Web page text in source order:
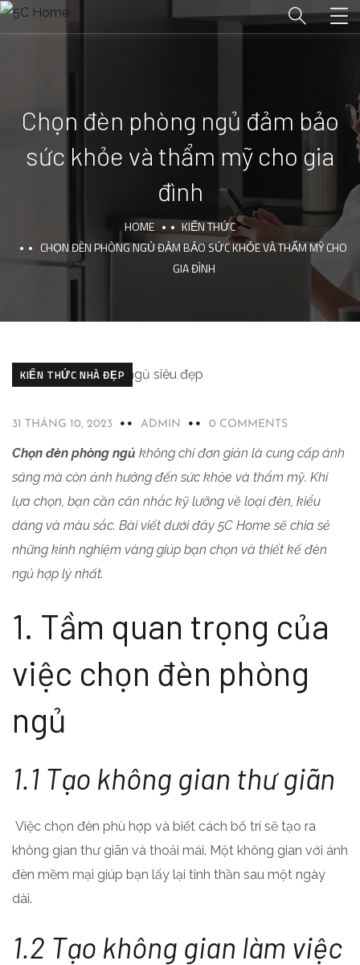
Chọn đèn phòng ngủ đảm bảo
sức khỏe và thẩm mỹ cho gia
đình
HOME
KIẾN THỨC
CHỌN ĐÈN PHÒNG NGỦ ĐẢM BẢO SỨC KHỎE VÀ THẨM MỸ CHO
GIA ĐÌNH
KIẾN THỨC NHÀ ĐẸP
31 THÁNG 10, 2023 ADMIN 0 COMMENTS
Chọn đèn phòng ngủ không chỉ đơn giản là cung cấp ánh
sáng mà còn ảnh hưởng đến sức khỏe và thẩm mỹ. Khi
lựa chọn, bạn cần cân nhắc kỹ lưỡng về loại đèn, kiểu
dáng và màu sắc. Bài viết dưới đây 5C Home sẽ chia sẻ
những kinh nghiệm vàng giúp bạn chọn và thiết kế đèn
ngủ hợp lý nhất.
1. Tầm quan trọng của
việc chọn đèn phòng
ngủ
1.1 Tạo không gian thư giãn
Việc chọn đèn phù hợp và biết cách bố trí sẽ tạo ra
không gian thư giãn và thoải mái. Một không gian với ánh
đèn mềm mại giúp bạn lấy lại tinh thần sau một ngày
dài.
1.2 Tạo không gian làm việc